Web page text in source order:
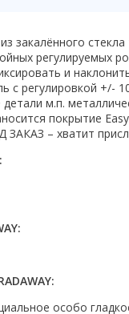
закалённого
регулируемых
и
с регулировкой +/-
м.п.
покрытие
– хватит
особо